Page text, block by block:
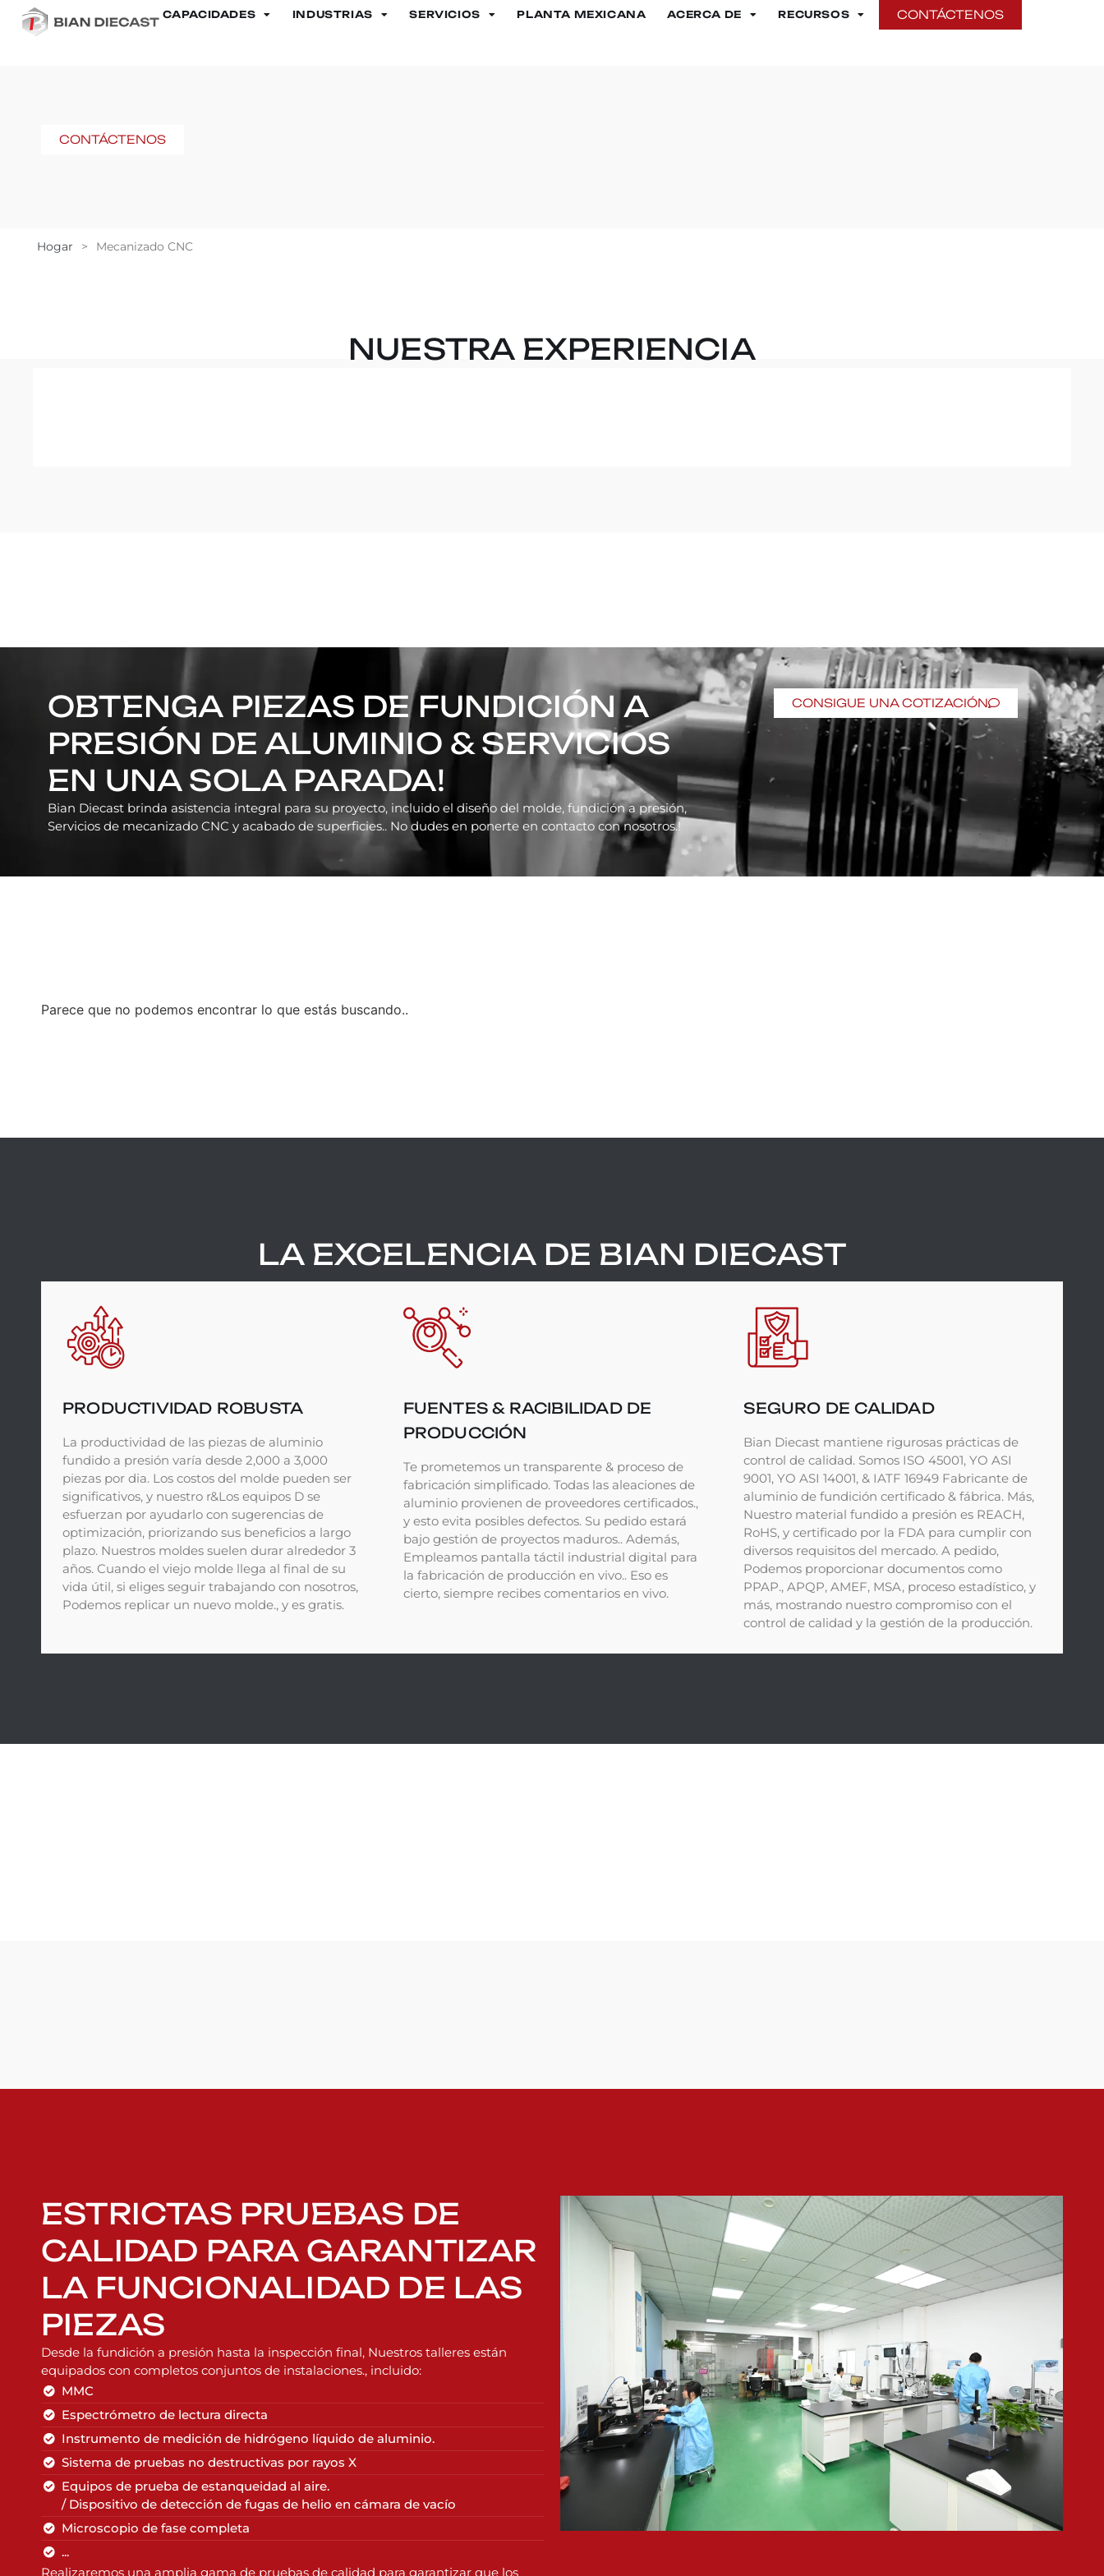
CAPACIDADES INDUSTRIAS SERVICIOS PLANTA MEXICANA ACERCA DE RECURSOS CONTÁCTENOS
CONTÁCTENOS
Hogar > Mecanizado CNC
NUESTRA EXPERIENCIA
OBTENGA PIEZAS DE FUNDICIÓN A
PRESIÓN DE ALUMINIO & SERVICIOS
EN UNA SOLA PARADA!
Bian Diecast brinda asistencia integral para su proyecto, incluido el diseño del molde, fundición a presión,
Servicios de mecanizado CNC y acabado de superficies.. No dudes en ponerte en contacto con nosotros.!
CONSIGUE UNA COTIZACIÓN
Parece que no podemos encontrar lo que estás buscando..
LA EXCELENCIA DE BIAN DIECAST
PRODUCTIVIDAD ROBUSTA
La productividad de las piezas de aluminio
fundido a presión varía desde 2,000 a 3,000
piezas por dia. Los costos del molde pueden ser
significativos, y nuestro r&Los equipos D se
esfuerzan por ayudarlo con sugerencias de
optimización, priorizando sus beneficios a largo
plazo. Nuestros moldes suelen durar alrededor 3
años. Cuando el viejo molde llega al final de su
vida útil, si eliges seguir trabajando con nosotros,
Podemos replicar un nuevo molde., y es gratis.
FUENTES & RACIBILIDAD DE
PRODUCCIÓN
Te prometemos un transparente & proceso de
fabricación simplificado. Todas las aleaciones de
aluminio provienen de proveedores certificados.,
y esto evita posibles defectos. Su pedido estará
bajo gestión de proyectos maduros.. Además,
Empleamos pantalla táctil industrial digital para
la fabricación de producción en vivo.. Eso es
cierto, siempre recibes comentarios en vivo.
SEGURO DE CALIDAD
Bian Diecast mantiene rigurosas prácticas de
control de calidad. Somos ISO 45001, YO ASI
9001, YO ASI 14001, & IATF 16949 Fabricante de
aluminio de fundición certificado & fábrica. Más,
Nuestro material fundido a presión es REACH,
RoHS, y certificado por la FDA para cumplir con
diversos requisitos del mercado. A pedido,
Podemos proporcionar documentos como
PPAP., APQP, AMEF, MSA, proceso estadístico, y
más, mostrando nuestro compromiso con el
control de calidad y la gestión de la producción.
ESTRICTAS PRUEBAS DE
CALIDAD PARA GARANTIZAR
LA FUNCIONALIDAD DE LAS
PIEZAS
Desde la fundición a presión hasta la inspección final, Nuestros talleres están
equipados con completos conjuntos de instalaciones., incluido:
MMC
Espectrómetro de lectura directa
Instrumento de medición de hidrógeno líquido de aluminio.
Sistema de pruebas no destructivas por rayos X
Equipos de prueba de estanqueidad al aire.
/ Dispositivo de detección de fugas de helio en cámara de vacío
Microscopio de fase completa
...
Realizaremos una amplia gama de pruebas de calidad para garantizar que los